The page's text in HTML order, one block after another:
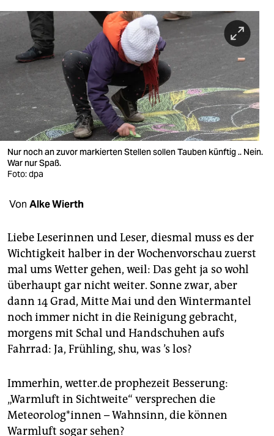
sport
berlin
nord
wahrheit
verlag
verlag
veranstaltungen
unterstützen
genossenschaft
epaper login
Nur noch an zuvor markierten Stellen sollen Tauben künftig .. Nein.
War nur Spaß.
Foto: dpa
Von Alke Wierth
Liebe Leserinnen und Leser, diesmal muss es der
Wichtigkeit halber in der Wochenvorschau zuerst
mal ums Wetter gehen, weil: Das geht ja so wohl
überhaupt gar nicht weiter. Sonne zwar, aber
dann 14 Grad, Mitte Mai und den Wintermantel
noch immer nicht in die Reinigung gebracht,
morgens mit Schal und Handschuhen aufs
Fahrrad: Ja, Frühling, shu, was ’s los?
Immerhin, wetter.de prophezeit Besserung:
„Warmluft in Sichtweite“ versprechen die
Meteorolog*innen – Wahnsinn, die können
Warmluft sogar sehen?